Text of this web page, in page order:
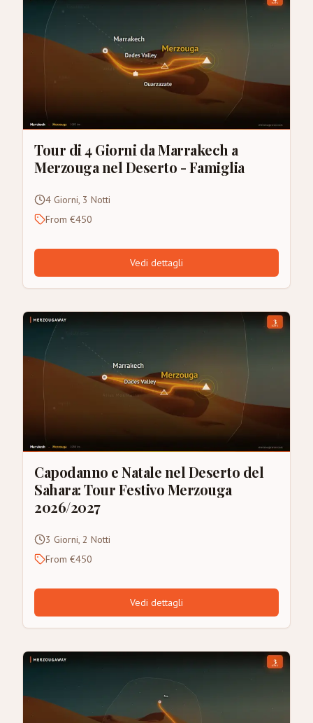
Tour di 4 Giorni da Marrakech a
Merzouga nel Deserto - Famiglia
4 Giorni, 3 Notti
From €450
Vedi dettagli
Capodanno e Natale nel Deserto del
Sahara: Tour Festivo Merzouga
2026/2027
3 Giorni, 2 Notti
From €450
Vedi dettagli